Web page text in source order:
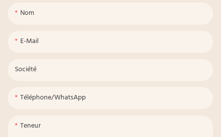
Nom
E-Mail
Société
Téléphone/WhatsApp
Teneur